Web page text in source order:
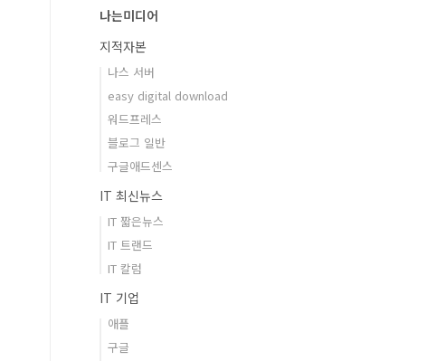
나는미디어
지적자본
나스 서버
easy digital download
워드프레스
블로그 일반
구글애드센스
IT 최신뉴스
IT 짧은뉴스
IT 트랜드
IT 칼럼
IT 기업
애플
구글